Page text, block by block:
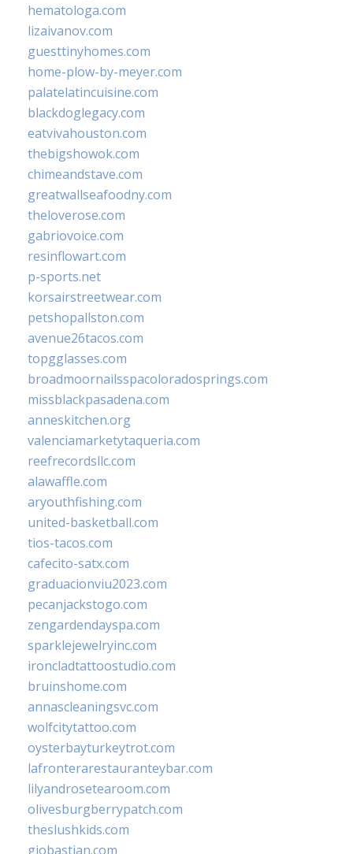
hematologa.com
lizaivanov.com
guesttinyhomes.com
home-plow-by-meyer.com
palatelatincuisine.com
blackdoglegacy.com
eatvivahouston.com
thebigshowok.com
chimeandstave.com
greatwallseafoodny.com
theloverose.com
gabriovoice.com
resinflowart.com
p-sports.net
korsairstreetwear.com
petshopallston.com
avenue26tacos.com
topgglasses.com
broadmoornailsspacoloradosprings.com
missblackpasadena.com
anneskitchen.org
valenciamarketytaqueria.com
reefrecordsllc.com
alawaffle.com
aryouthfishing.com
united-basketball.com
tios-tacos.com
cafecito-satx.com
graduacionviu2023.com
pecanjackstogo.com
zengardendayspa.com
sparklejewelryinc.com
ironcladtattoostudio.com
bruinshome.com
annascleaningsvc.com
wolfcitytattoo.com
oysterbayturkeytrot.com
lafronterarestauranteybar.com
lilyandrosetearoom.com
olivesburgberrypatch.com
theslushkids.com
giobastian.com